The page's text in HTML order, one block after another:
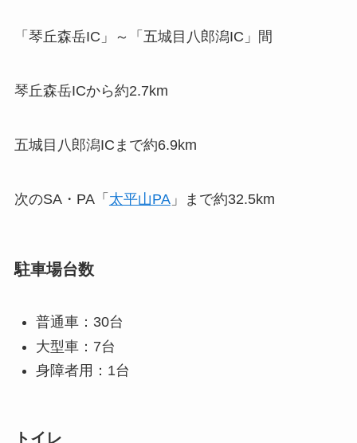
「琴丘森岳IC」～「五城目八郎潟IC」間
琴丘森岳ICから約2.7km
五城目八郎潟ICまで約6.9km
次のSA・PA「 太平山PA」まで約32.5km
駐車場台数
普通車：30台
大型車：7台
身障者用：1台
トイレ